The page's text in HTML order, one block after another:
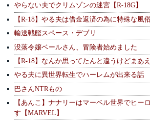
やらない夫でクリムゾンの迷宮【R-18G】
【R-18】やる夫は借金返済の為に特殊な風
輸送戦艦スペース・デブリ
没落令嬢ベールさん、冒険者始めました
【R-18】なんか思ってたんと違うけどまあ
やる夫に異世界転生でハーレムが出来る話
巴さんNTRもの
【あんこ】ナナリーはマーベル世界でヒー
す【MARVEL】